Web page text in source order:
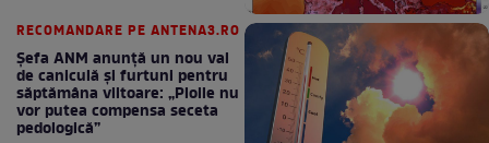
RECOMANDARE PE ANTENA3.RO
Șefa ANM anunță un nou val
de caniculă și furtuni pentru
săptămâna viitoare: „Ploile nu
vor putea compensa seceta
pedologică”